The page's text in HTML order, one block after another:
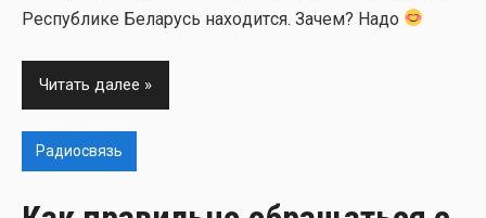
Рес­пуб­ли­ке Бела­русь нахо­дит­ся. Зачем? Надо
Читать далее
Радиосвязь